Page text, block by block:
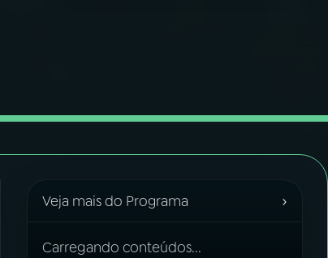
Veja mais do Programa ›
Carregando conteúdos...